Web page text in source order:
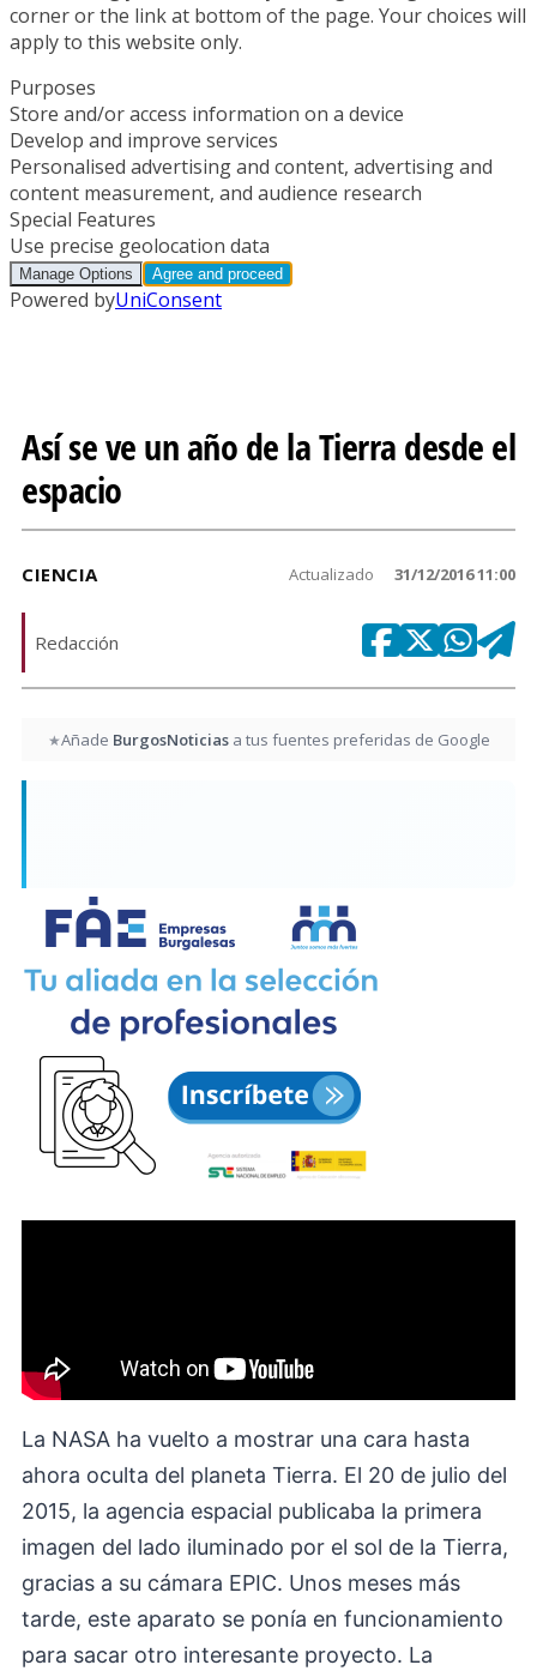
Así se ve un año de la Tierra desde el
espacio
CIENCIA Actualizado 31/12/2016 11:00
Redacción
★Añade BurgosNoticiasa tus fuentes preferidas de Google
La NASA ha vuelto a mostrar una cara hasta
ahora oculta del planeta Tierra. El 20 de julio del
2015, la agencia espacial publicaba la primera
imagen del lado iluminado por el sol de la Tierra,
gracias a su cámara EPIC. Unos meses más
tarde, este aparato se ponía en funcionamiento
para sacar otro interesante proyecto. La